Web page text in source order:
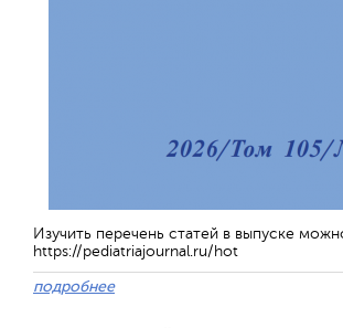
Изучить перечень статей в выпуске
https://pediatriajournal.ru/hot
подробнее